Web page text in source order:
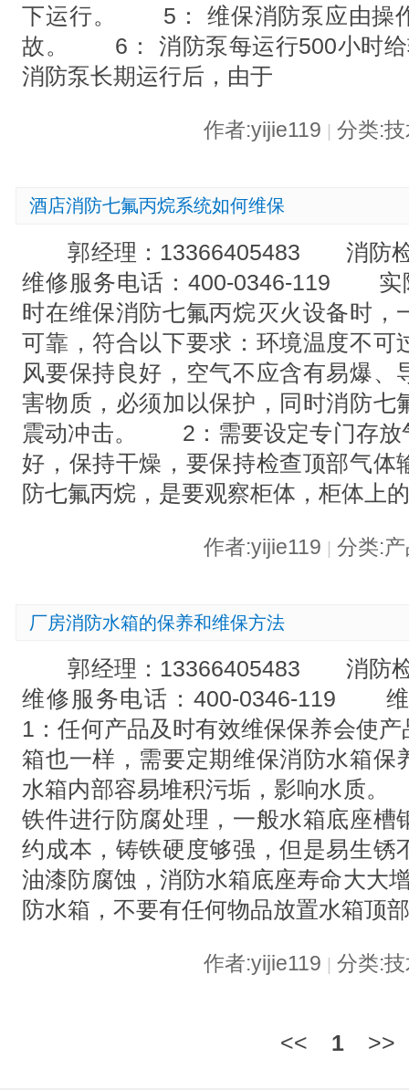
下运行。 5： 维保消防泵应由操
故。 6： 消防泵每运行500小时
消防泵长期运行后，由于
作者:yijie119 分类:
酒店消防七氟丙烷系统如何维保
郭经理：13366405483 消防检
维修服务电话：400-0346-119
时在维保消防七氟丙烷灭火设备时，
可靠，符合以下要求：环境温度不可
风要保持良好，空气不应含有易爆、
害物质，必须加以保护，同时消防七
震动冲击。 2：需要设定专门存放
好，保持干燥，要保持检查顶部气体
防七氟丙烷，是要观察柜体，柜体上
作者:yijie119 | 分类:
厂房消防水箱的保养和维保方法
郭经理：13366405483 消防检
维修服务电话：400-0346-119
1：任何产品及时有效维保保养会使
箱也一样，需要定期维保消防水箱保
水箱内部容易堆积污垢，影响水质
铁件进行防腐处理，一般水箱底座槽
约成本，铸铁硬度够强，但是易生锈
油漆防腐蚀，消防水箱底座寿命大
防水箱，不要有任何物品放置水箱顶
作者:yijie119 分类:
<< 1 >>